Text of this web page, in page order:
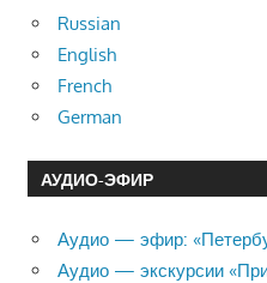
Russian
English
French
German
АУДИО-ЭФИР
Аудио — эфир:
Аудио — экскурсии